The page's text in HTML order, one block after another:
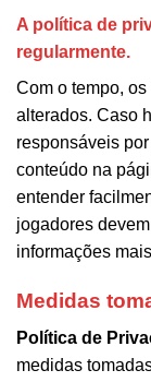
A política de
regularmente.
Com o tempo,
alterados. Caso
responsáveis
conteúdo na
entender
jogadores
informações
Medidas
Política de
medidas